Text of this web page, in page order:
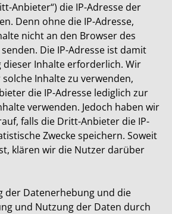
Anbieter“) die IP-Adresse der
Denn ohne die IP-Adresse,
nicht an den Browser des
Die IP-Adresse ist damit
Inhalte erforderlich. Wir
Inhalte zu verwenden,
die IP-Adresse lediglich zur
verwenden. Jedoch haben wir
falls die Dritt-Anbieter die IP-
Zwecke speichern. Soweit
klären wir die Nutzer darüber
der Datenerhebung und die
und Nutzung der Daten durch